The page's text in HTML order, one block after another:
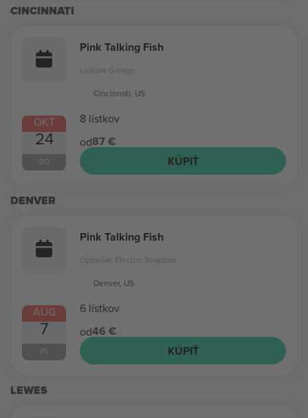
CINCINNATI
OKT
24
SO
Pink Talking Fish
Ludlow Garage
Cincinnati, US
8 lístkov
od87 €
KÚPIŤ
DENVER
AUG
7
PI
Pink Talking Fish
Ophelias Electric Soapbox
Denver, US
6 lístkov
od46 €
KÚPIŤ
LEWES